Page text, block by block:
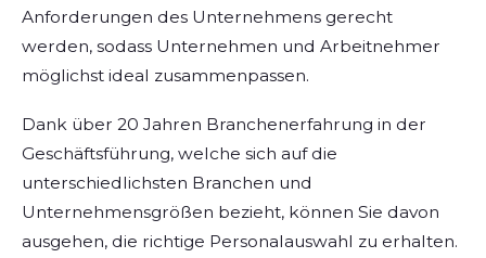
Anforderungen des Unternehmens gerecht
werden, sodass Unternehmen und Arbeitnehmer
möglichst ideal zusammenpassen.
Dank über 20 Jahren Branchenerfahrung in der
Geschäftsführung, welche sich auf die
unterschiedlichsten Branchen und
Unternehmensgrößen bezieht, können Sie davon
ausgehen, die richtige Personalauswahl zu erhalten.